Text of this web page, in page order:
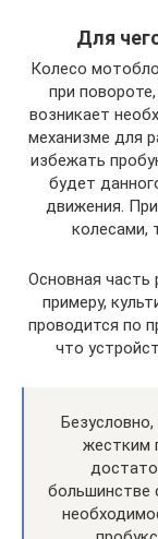
Для
Колесо
при
возникает
механизме для
избежать
будет
движения.
колесами,
Основная часть
примеру,
проводится по
что
жестким
большинстве